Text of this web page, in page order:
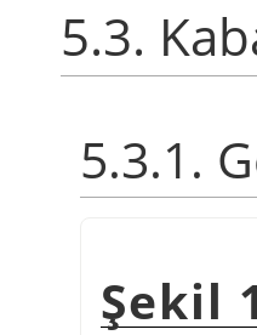
5.3.
5.3.1.
Şekil